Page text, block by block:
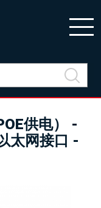
供电） -
太网接口 -